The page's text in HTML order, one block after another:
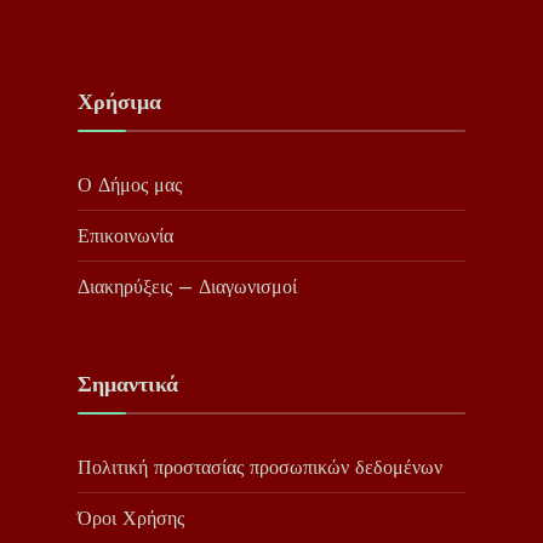
Χρήσιμα
Ο Δήμος μας
Επικοινωνία
Διακηρύξεις – Διαγωνισμοί
Σημαντικά
Πολιτική προστασίας προσωπικών δεδομένων
Όροι Χρήσης